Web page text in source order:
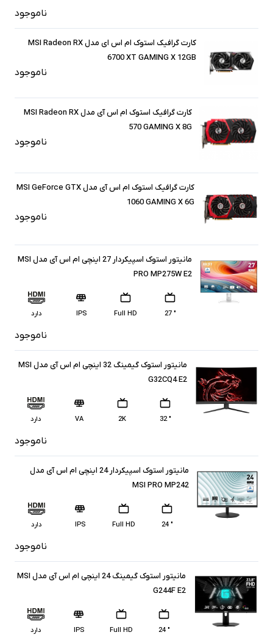
ناموجود
کارت گرافیک استوک ام اس ای مدل MSI Radeon RX
6700 XT GAMING X 12GB
ناموجود
کارت گرافیک استوک ام اس آی مدل MSI Radeon RX
570 GAMING X 8G
ناموجود
کارت گرافیک استوک ام اس آی مدل MSI GeForce GTX
1060 GAMING X 6G
ناموجود
مانیتور استوک اسپیکردار 27 اینچی ام اس آی مدل MSI
PRO MP275W E2
" 27
Full HD
IPS دارد
ناموجود
مانیتور استوک گیمینگ 32 اینچی ام اس آی مدل MSI
G32CQ4 E2
" 32
2K
VA دارد
ناموجود
مانیتور استوک اسپیکردار 24 اینچی ام اس آی مدل
MSI PRO MP242
" 24
Full HD
IPS دارد
ناموجود
مانیتور استوک گیمینگ 24 اینچی ام اس آی مدل MSI
G244F E2
" 24
Full HD
IPS دارد